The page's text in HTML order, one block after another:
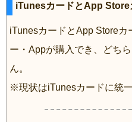
iTunesカードとApp Store
iTunesカードとApp Store
ー・Appが購入でき、どち
ん。
※現状はiTunesカードに統